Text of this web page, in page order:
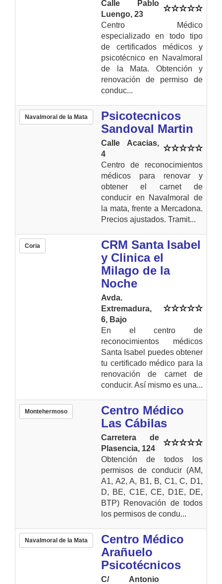
Calle Pablo
Luengo, 23
Centro Médico
especializado en todo tipo
de certificados médicos y
psicotécnico en Navalmoral
de la Mata. Obtención y
renovación de permiso de
conduc...
Navalmoral de la Mata
Psicotecnicos
Sandoval Martin
Calle Acacias,
4
Centro de reconocimientos
médicos para renovar y
obtener el carnet de
conducir en Navalmoral de
la mata, frente a Mercadona.
Precios ajustados. Tramit...
Coria
CRM Santa Isabel
y Clinica el
Milago de la
Noche
Avda.
Extremadura,
6, Bajo
En el centro de
reconocimientos médicos
Santa Isabel puedes obtener
tu certificado médico para la
renovación de carnet de
conducir. Así mismo es una...
Montehermoso
Centro Médico
Las Cábilas
Carretera de
Plasencia, 124
Obtención de todos los
permisos de conducir (AM,
A1, A2, A, B1, B, C1, C, D1,
D, BE, C1E, CE, D1E, DE,
BTP) Renovación de todos
los permisos de condu...
Navalmoral de la Mata
Centro Médico
Arañuelo
Psicotécnicos
C/ Antonio